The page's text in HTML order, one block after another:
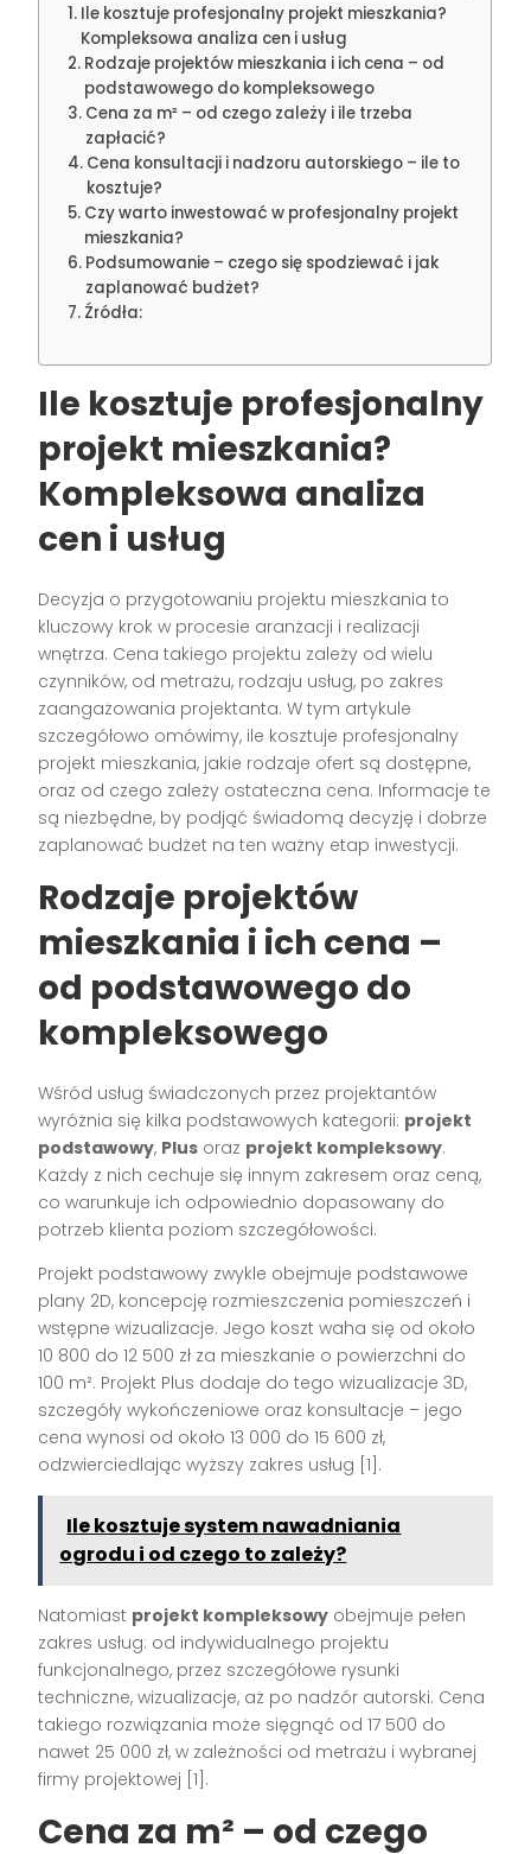
Ile kosztuje profesjonalny projekt mieszkania?
Kompleksowa analiza cen i usług
Rodzaje projektów mieszkania i ich cena – od
podstawowego do kompleksowego
Cena za m² – od czego zależy i ile trzeba
zapłacić?
Cena konsultacji i nadzoru autorskiego – ile to
kosztuje?
Czy warto inwestować w profesjonalny projekt
mieszkania?
Podsumowanie – czego się spodziewać i jak
zaplanować budżet?
Źródła:
Ile kosztuje profesjonalny
projekt mieszkania?
Kompleksowa analiza
cen i usług
Decyzja o przygotowaniu projektu mieszkania to
kluczowy krok w procesie aranżacji i realizacji
wnętrza. Cena takiego projektu zależy od wielu
czynników, od metrażu, rodzaju usług, po zakres
zaangażowania projektanta. W tym artykule
szczegółowo omówimy, ile kosztuje profesjonalny
projekt mieszkania, jakie rodzaje ofert są dostępne,
oraz od czego zależy ostateczna cena. Informacje te
są niezbędne, by podjąć świadomą decyzję i dobrze
zaplanować budżet na ten ważny etap inwestycji.
Rodzaje projektów
mieszkania i ich cena –
od podstawowego do
kompleksowego
Wśród usług świadczonych przez projektantów
wyróżnia się kilka podstawowych kategorii: projekt
podstawowy, Plus oraz projekt kompleksowy.
Każdy z nich cechuje się innym zakresem oraz ceną,
co warunkuje ich odpowiednio dopasowany do
potrzeb klienta poziom szczegółowości.
Projekt podstawowy zwykle obejmuje podstawowe
plany 2D, koncepcję rozmieszczenia pomieszczeń i
wstępne wizualizacje. Jego koszt waha się od około
10 800 do 12 500 zł za mieszkanie o powierzchni do
100 m². Projekt Plus dodaje do tego wizualizacje 3D,
szczegóły wykończeniowe oraz konsultacje – jego
cena wynosi od około 13 000 do 15 600 zł,
odzwierciedlając wyższy zakres usług [1].
Ile kosztuje system nawadniania
ogrodu i od czego to zależy?
Natomiast projekt kompleksowy obejmuje pełen
zakres usług: od indywidualnego projektu
funkcjonalnego, przez szczegółowe rysunki
techniczne, wizualizacje, aż po nadzór autorski. Cena
takiego rozwiązania może sięgnąć od 17 500 do
nawet 25 000 zł, w zależności od metrażu i wybranej
firmy projektowej [1].
Cena za m² – od czego